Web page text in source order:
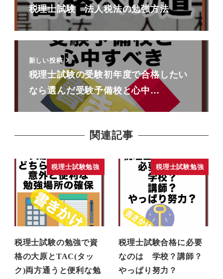
税理士試験 法人税法の勉強方法
新しい投稿
税理士試験の受験初年度で合格したい
なら選んだ受験予備校と心中…
関連記事
税理士試験勉強
税理士試験の勉強で資
格の大原とTAC(タッ
ク)両方通うと便利な勉
税理士試験勉強
税理士試験合格に必要
なのは 学校？講師？
やっぱり努力？